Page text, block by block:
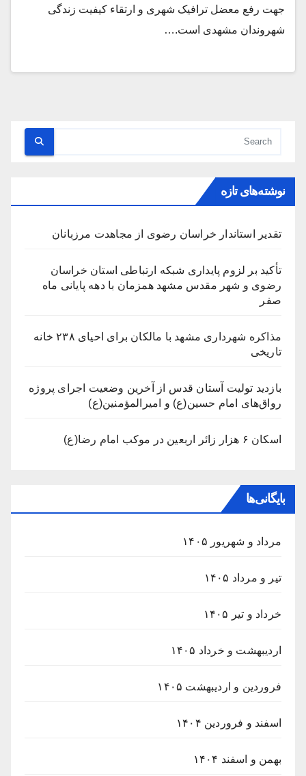
جهت رفع معضل ترافیک شهری و ارتقاء کیفیت زندگی
شهروندان مشهدی است.…
نوشته‌های تازه
تقدیر استاندار خراسان رضوی از مجاهدت مرزبانان
تأکید بر لزوم پایداری شبکه ارتباطی استان خراسان
رضوی و شهر مقدس مشهد همزمان با دهه پایانی ماه
صفر
مذاکره شهرداری مشهد با مالکان برای احیای ۲۳۸ خانه
تاریخی
بازدید تولیت آستان قدس از آخرین وضعیت اجرای پروژه
رواق‌های امام حسین(ع) و امیرالمؤمنین(ع)
اسکان ۶ هزار زائر اربعین در موکب امام رضا(ع)
بایگانی‌ها
مرداد و شهریور ۱۴۰۵
تیر و مرداد ۱۴۰۵
خرداد و تیر ۱۴۰۵
اردیبهشت و خرداد ۱۴۰۵
فروردین و اردیبهشت ۱۴۰۵
اسفند و فروردین ۱۴۰۴
بهمن و اسفند ۱۴۰۴